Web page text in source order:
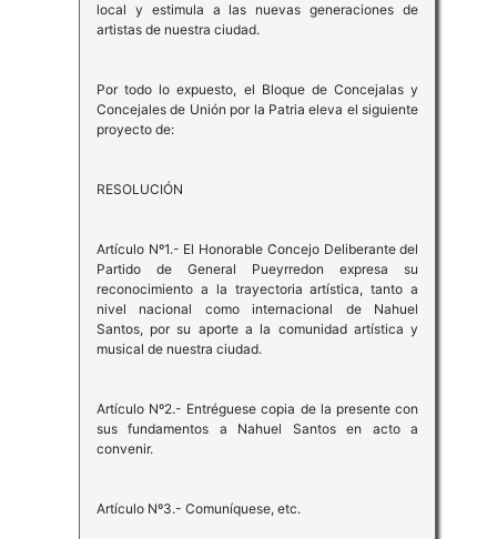
local y estimula a las nuevas generaciones de
artistas de nuestra ciudad.
Por todo lo expuesto, el Bloque de Concejalas y
Concejales de Unión por la Patria eleva el siguiente
proyecto de:
RESOLUCIÓN
Artículo Nº1.- El Honorable Concejo Deliberante del
Partido de General Pueyrredon expresa su
reconocimiento a la trayectoria artística, tanto a
nivel nacional como internacional de Nahuel
Santos, por su aporte a la comunidad artística y
musical de nuestra ciudad.
Artículo Nº2.- Entréguese copia de la presente con
sus fundamentos a Nahuel Santos en acto a
convenir.
Artículo Nº3.- Comuníquese, etc.